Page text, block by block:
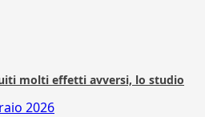
molti effetti avversi, lo studio
2026